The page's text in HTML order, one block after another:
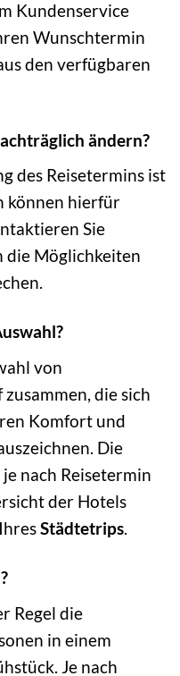
Kundenservice
Wunschtermin
den verfügbaren
ändern?
des Reisetermins ist
können hierfür
Sie
die Möglichkeiten
von
die sich
Komfort und
Die
nach Reisetermin
der Hotels
Städtetrips.
Regel die
in einem
Je nach